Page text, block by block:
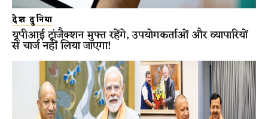
देश दुनिया
यूपीआई ट्रांजैक्शन मुफ्त रहेंगे, उपयोगकर्ताओं और व्यापारियों
से चार्ज नहीं लिया जाएगा!